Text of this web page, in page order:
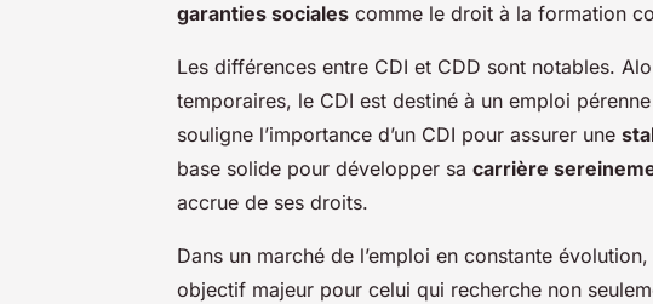
garanties sociales comme le droit à la formation
Les différences entre CDI et CDD sont notables.
temporaires, le CDI est destiné à un emploi
souligne l’importance d’un CDI pour assurer une
base solide pour développer sa carrière
accrue de ses droits.
Dans un marché de l’emploi en constante
objectif majeur pour celui qui recherche non